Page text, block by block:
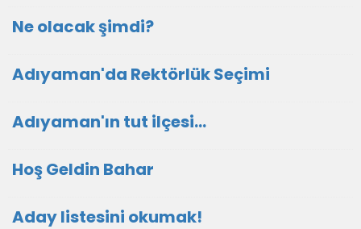
Ne olacak şimdi?
Adıyaman'da Rektörlük Seçimi
Adıyaman'ın tut ilçesi...
Hoş Geldin Bahar
Aday listesini okumak!